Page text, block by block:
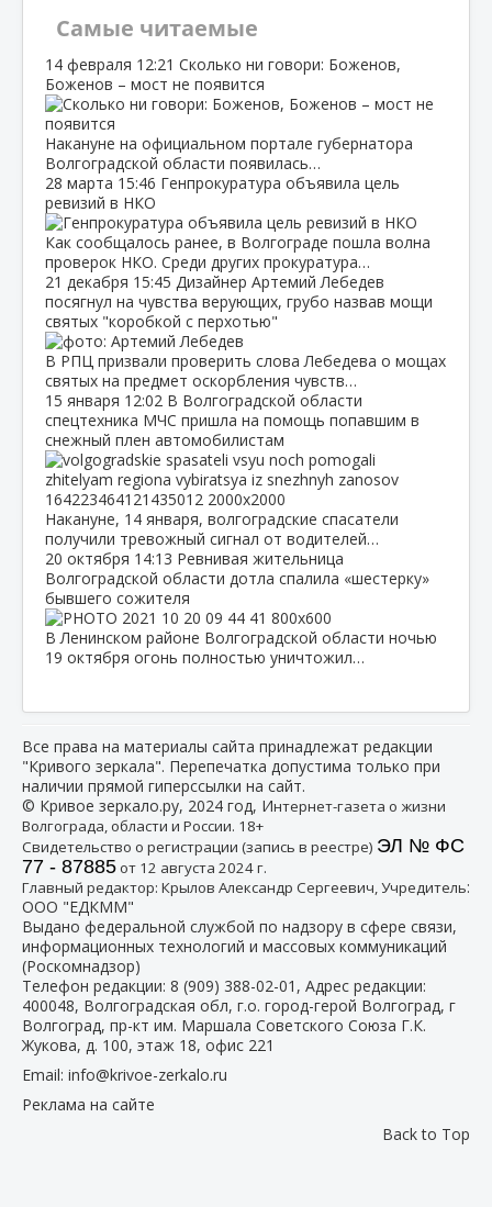
Самые читаемые
14 февраля 12:21 Сколько ни говори: Боженов,
Боженов – мост не появится
Накануне на официальном портале губернатора
Волгоградской области появилась…
28 марта 15:46 Генпрокуратура объявила цель
ревизий в НКО
Как сообщалось ранее, в Волгограде пошла волна
проверок НКО. Среди других прокуратура…
21 декабря 15:45 Дизайнер Артемий Лебедев
посягнул на чувства верующих, грубо назвав мощи
святых "коробкой с перхотью"
В РПЦ призвали проверить слова Лебедева о мощах
святых на предмет оскорбления чувств…
15 января 12:02 В Волгоградской области
спецтехника МЧС пришла на помощь попавшим в
снежный плен автомобилистам
Накануне, 14 января, волгоградские спасатели
получили тревожный сигнал от водителей…
20 октября 14:13 Ревнивая жительница
Волгоградской области дотла спалила «шестерку»
бывшего сожителя
В Ленинском районе Волгоградской области ночью
19 октября огонь полностью уничтожил…
Все права на материалы сайта принадлежат редакции
"Кривого зеркала". Перепечатка допустима только при
наличии прямой гиперссылки на сайт.
© Кривое зеркало.ру, 2024 год, Интернет-газета о жизни
Волгограда, области и России. 18+
Свидетельство о регистрации (запись в реестре) ЭЛ № ФС
77 - 87885от 12 августа 2024 г.
Главный редактор: Крылов Александр Сергеевич, Учредитель:
ООО "ЕДКММ"
Выдано федеральной службой по надзору в сфере связи,
информационных технологий и массовых коммуникаций
(Роскомнадзор)
Телефон редакции: 8 (909) 388-02-01 , Адрес редакции:
400048, Волгоградская обл, г.о. город-герой Волгоград, г
Волгоград, пр-кт им. Маршала Советского Союза Г.К.
Жукова, д. 100, этаж 18, офис 221
Email: info@krivoe-zerkalo.ru
Реклама на сайте
Back to Top